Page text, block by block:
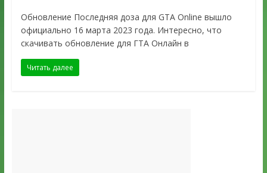
Обновление Последняя доза для GTA Online вышло
официально 16 марта 2023 года. Интересно, что
скачивать обновление для ГТА Онлайн в
Читать далее